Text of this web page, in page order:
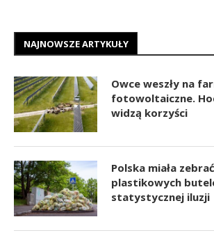
NAJNOWSZE ARTYKUŁY
Owce weszły na
fotowoltaiczne.
widzą korzyści
Polska miała
plastikowych
statystycznej iluzji